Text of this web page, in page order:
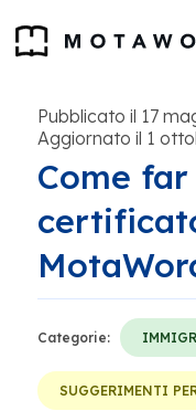
Pubblicato il 17
Aggiornato il 1
Come
Categorie:
SUGGERIMENTI